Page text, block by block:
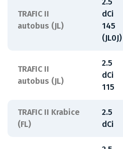
TRAFIC II
autobus (JL)
dCi
145
(JL0J)
TRAFIC II
autobus (JL)
2.5
dCi
115
TRAFIC II Krabice
(FL)
2.5
dCi